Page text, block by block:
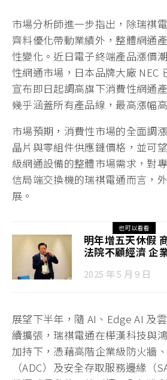
市場分析師進一步指出，除瑞祺
齊料優化帶動業績外，整體網通
性變化。近日電子終端產品漲價
性網通市場，日本品牌大廠 NEC
宣布即日起調高旗下消費性網通
幾乎涵蓋所有產品線，最高漲幅
市場預期，消費性市場的全面調
晶片與零組件供應鏈價格，並可
級網通設備的整體市場需求，對
信局端交換機的瑞祺電通而言，
展。
也可以看看
明年增五天休假
法院不顧經濟 企
2025 年 5 月 9 日
展望下半年，隨 AI、Edge AI 及
續擴張，瑞祺電通在樺漢科技與
加持下，憑藉高階企業級防火牆
（ADC）及安全存取服務邊緣（